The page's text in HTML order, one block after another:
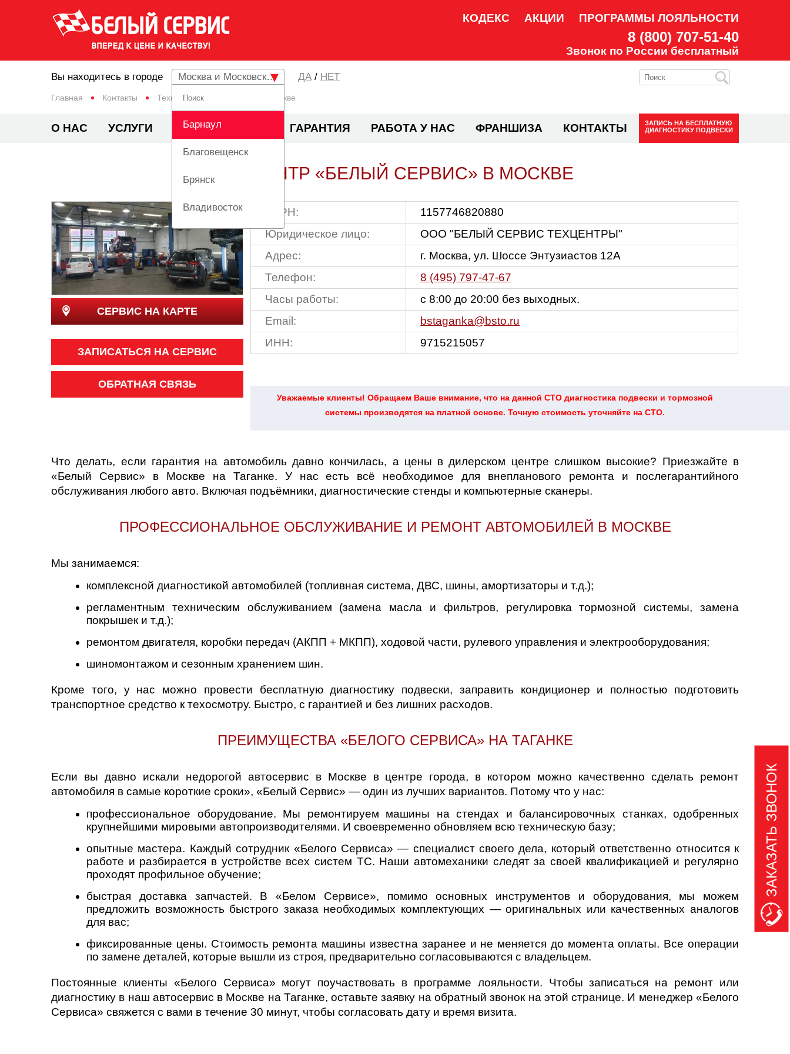
КОДЕКС АКЦИИ ПРОГРАММЫ ЛОЯЛЬНОСТИ
8 (800) 707-51-40
Звонок по России бесплатный
Главная Контакты Техцентр «Белый сервис» в Москве
Вы находитесь в городе Москва и Московская область
Барнаул
Благовещенск
Брянск
Владивосток
Вологда
Екатеринбург
Казань
Киров
Краснодар
Красноярск
Липецк
Мурманск
Оренбург
Петрозаводск
Ростов-на-Дону
Санкт-Петербург
Саратов
Солнцево
Сочи
Сургут
Тула
Тюмень
Ульяновск
/ НЕТ
О НАС УСЛУГИ ЦЕНЫ ГАРАНТИЯ РАБОТА У НАС ФРАНШИЗА КОНТАКТЫ ЗАПИСЬ НА БЕСПЛАТНУЮ
ДИАГНОСТИКУ ПОДВЕСКИ
ТЕХЦЕНТР «БЕЛЫЙ СЕРВИС» В МОСКВЕ
СЕРВИС НА КАРТЕ
ЗАПИСАТЬСЯ НА СЕРВИС
ОБРАТНАЯ СВЯЗЬ
ОГРН:
1157746820880
Юридическое лицо:
ООО "БЕЛЫЙ СЕРВИС ТЕХЦЕНТРЫ"
Адрес:
г. Москва, ул. Шоссе Энтузиастов 12А
Телефон:
8 (495) 797-47-67
Часы работы:
с 8:00 до 20:00 без выходных.
Email:
bstaganka@bsto.ru
ИНН:
9715215057
Уважаемые клиенты! Обращаем Ваше внимание, что на данной СТО диагностика подвески и тормозной
системы производятся на платной основе. Точную стоимость уточняйте на СТО.
Что делать, если гарантия на автомобиль давно кончилась, а цены в дилерском центре слишком высокие? Приезжайте в
«Белый Сервис» в Москве на Таганке. У нас есть всё необходимое для внепланового ремонта и послегарантийного
обслуживания любого авто. Включая подъёмники, диагностические стенды и компьютерные сканеры.
ПРОФЕССИОНАЛЬНОЕ ОБСЛУЖИВАНИЕ И РЕМОНТ АВТОМОБИЛЕЙ В МОСКВЕ
Мы занимаемся:
комплексной диагностикой автомобилей (топливная система, ДВС, шины, амортизаторы и т.д.);
регламентным техническим обслуживанием (замена масла и фильтров, регулировка тормозной системы, замена
покрышек и т.д.);
ремонтом двигателя, коробки передач (АКПП + МКПП), ходовой части, рулевого управления и электрооборудования;
шиномонтажом и сезонным хранением шин.
Кроме того, у нас можно провести бесплатную диагностику подвески, заправить кондиционер и полностью подготовить
транспортное средство к техосмотру. Быстро, с гарантией и без лишних расходов.
ПРЕИМУЩЕСТВА «БЕЛОГО СЕРВИСА» НА ТАГАНКЕ
Если вы давно искали недорогой автосервис в Москве в центре города, в котором можно качественно сделать ремонт
автомобиля в самые короткие сроки», «Белый Сервис» — один из лучших вариантов. Потому что у нас:
профессиональное оборудование. Мы ремонтируем машины на стендах и балансировочных станках, одобренных
крупнейшими мировыми автопроизводителями. И своевременно обновляем всю техническую базу;
опытные мастера. Каждый сотрудник «Белого Сервиса» — специалист своего дела, который ответственно относится к
работе и разбирается в устройстве всех систем ТС. Наши автомеханики следят за своей квалификацией и регулярно
проходят профильное обучение;
быстрая доставка запчастей. В «Белом Сервисе», помимо основных инструментов и оборудования, мы можем
предложить возможность быстрого заказа необходимых комплектующих — оригинальных или качественных аналогов
для вас;
фиксированные цены. Стоимость ремонта машины известна заранее и не меняется до момента оплаты. Все операции
по замене деталей, которые вышли из строя, предварительно согласовываются с владельцем.
Постоянные клиенты «Белого Сервиса» могут поучаствовать в программе лояльности. Чтобы записаться на ремонт или
диагностику в наш автосервис в Москве на Таганке, оставьте заявку на обратный звонок на этой странице. И менеджер «Белого
Сервиса» свяжется с вами в течение 30 минут, чтобы согласовать дату и время визита.
ЗАКАЗАТЬ ЗВОНОК